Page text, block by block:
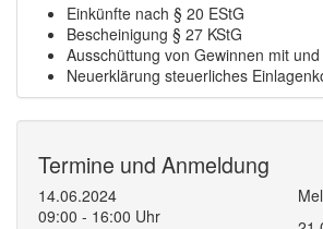
Einkünfte nach § 20 EStG
Bescheinigung § 27 KStG
Ausschüttung von Gewinnen mit
Neuerklärung steuerliches
Termine und Anmeldung
14.06.2024
09:00 - 16:00 Uhr